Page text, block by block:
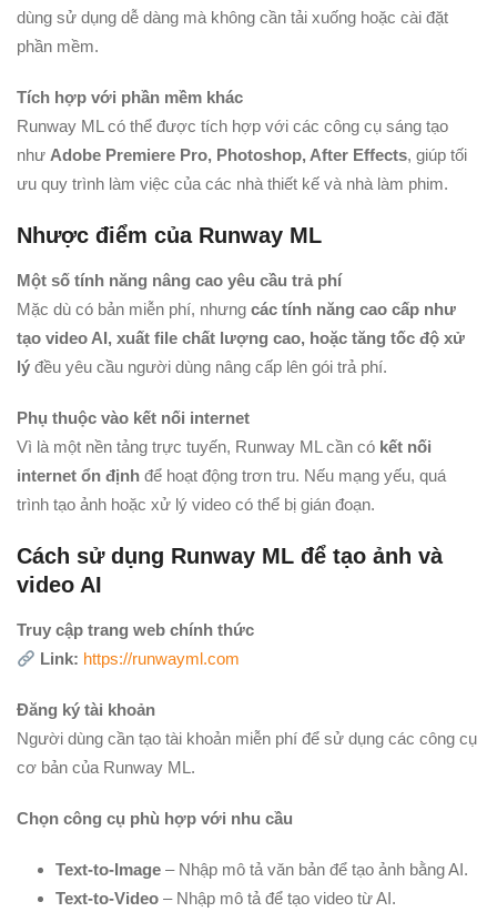
dùng sử dụng dễ dàng mà không cần tải xuống hoặc cài đặt
phần mềm.
Tích hợp với phần mềm khác
Runway ML có thể được tích hợp với các công cụ sáng tạo
như Adobe Premiere Pro, Photoshop, After Effects, giúp tối
ưu quy trình làm việc của các nhà thiết kế và nhà làm phim.
Nhược điểm của Runway ML
Một số tính năng nâng cao yêu cầu trả phí
Mặc dù có bản miễn phí, nhưng các tính năng cao cấp như
tạo video AI, xuất file chất lượng cao, hoặc tăng tốc độ xử
lý đều yêu cầu người dùng nâng cấp lên gói trả phí.
Phụ thuộc vào kết nối internet
Vì là một nền tảng trực tuyến, Runway ML cần có kết nối
internet ổn định để hoạt động trơn tru. Nếu mạng yếu, quá
trình tạo ảnh hoặc xử lý video có thể bị gián đoạn.
Cách sử dụng Runway ML để tạo ảnh và
video AI
Truy cập trang web chính thức
Link: https://runwayml.com
Đăng ký tài khoản
Người dùng cần tạo tài khoản miễn phí để sử dụng các công cụ
cơ bản của Runway ML.
Chọn công cụ phù hợp với nhu cầu
Text-to-Image – Nhập mô tả văn bản để tạo ảnh bằng AI.
Text-to-Video – Nhập mô tả để tạo video từ AI.